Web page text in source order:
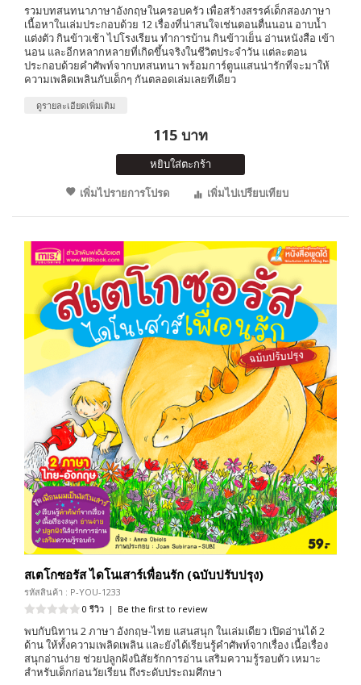
รวมบทสนทนาภาษาอังกฤษในครอบครัว เพื่อสร้างสรรค์เด็กสองภาษา
เนื้อหาในเล่มประกอบด้วย 12 เรื่องที่น่าสนใจเช่นตอนตื่นนอน อาบน้ำ
แต่งตัว กินข้าวเช้า ไปโรงเรียน ทำการบ้าน กินข้าวเย็น อ่านหนังสือ เข้า
นอน และอีกหลากหลายที่เกิดขึ้นจริงในชีวิตประจำวัน แต่ละตอน
ประกอบด้วยคำศัพท์จากบทสนทนา พร้อมการ์ตูนแสนน่ารักที่จะมาให้
ความเพลิดเพลินกับเด็กๆ กันตลอดเล่มเลยทีเดียว
ดูรายละเอียดเพิ่มเติม
115 บาท
หยิบใส่ตะกร้า
เพิ่มไปรายการโปรด
เพิ่มไปเปรียบเทียบ
สเตโกซอรัส ไดโนเสาร์เพื่อนรัก (ฉบับปรับปรุง)
รหัสสินค้า : P-YOU-1233
0 รีวิว | Be the first to review
พบกับนิทาน 2 ภาษา อังกฤษ-ไทย แสนสนุก ในเล่มเดียว เปิดอ่านได้ 2
ด้าน ให้ทั้งความเพลิดเพลิน และยังได้เรียนรู้คำศัพท์จากเรื่อง เนื้อเรื่อง
สนุกอ่านง่าย ช่วยปลูกฝังนิสัยรักการอ่าน เสริมความรู้รอบตัว เหมาะ
สำหรับเด็กก่อนวัยเรียน ถึงระดับประถมศึกษา